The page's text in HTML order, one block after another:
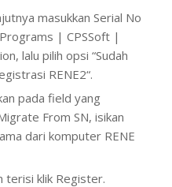
masukkan Serial No
| CPSSoft |
lalu pilih opsi “Sudah
RENE2“.
pada field yang
From SN, isikan
dari komputer RENE
terisi klik Register.